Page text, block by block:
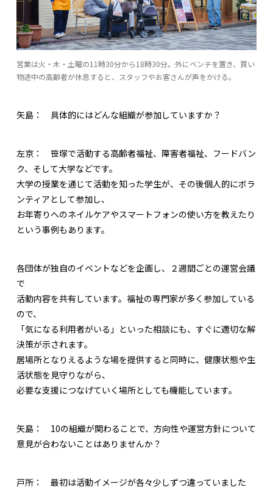
営業は火・木・土曜の11時30分から18時30分。外にベンチを置き、買い
物途中の高齢者が休息すると、スタッフやお客さんが声をかける。
矢島： 具体的にはどんな組織が参加していますか？
左京： 笹塚で活動する高齢者福祉、障害者福祉、フードバン
ク、そして大学などです。
大学の授業を通じて活動を知った学生が、その後個人的にボラ
ンティアとして参加し、
お年寄りへのネイルケアやスマートフォンの使い方を教えたり
という事例もあります。
各団体が独自のイベントなどを企画し、２週間ごとの運営会議
で
活動内容を共有しています。福祉の専門家が多く参加している
ので、
「気になる利用者がいる」といった相談にも、すぐに適切な解
決策が示されます。
居場所となりえるような場を提供すると同時に、健康状態や生
活状態を見守りながら、
必要な支援につなげていく場所としても機能しています。
矢島： 10の組織が関わることで、方向性や運営方針について
意見が合わないことはありませんか？
戸所： 最初は活動イメージが各々少しずつ違っていました